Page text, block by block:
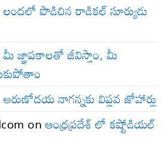
లందలో పొడిచిన రాడికల్ సూర్యుడు
మీ జ్ఞాపకాలతో జీవిస్తాం, మీ
అరుణోదయ నాగన్నకు విప్లవ జోహార్లు
onఆంధ్రప్రదేశ్ లో కష్టోడియల్